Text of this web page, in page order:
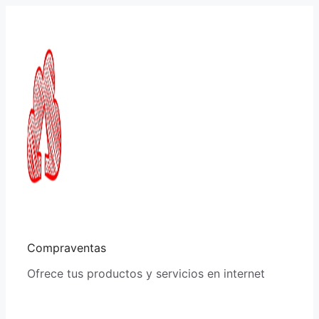
Compraventas
Ofrece tus productos y servicios en internet